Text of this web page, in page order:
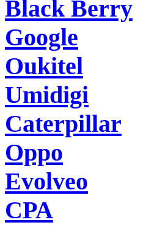
Black Berry
Google
Oukitel
Umidigi
Caterpillar
Oppo
Evolveo
CPA